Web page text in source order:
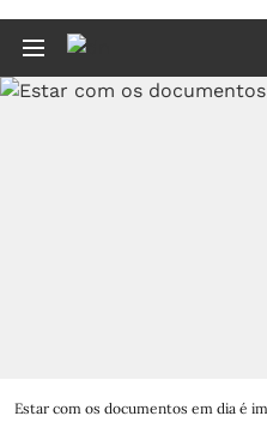
Estar com os documentos em dia é